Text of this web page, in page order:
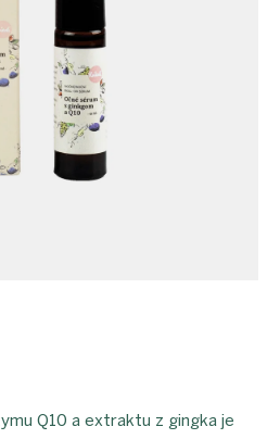
Q10 a extraktu z gingka je